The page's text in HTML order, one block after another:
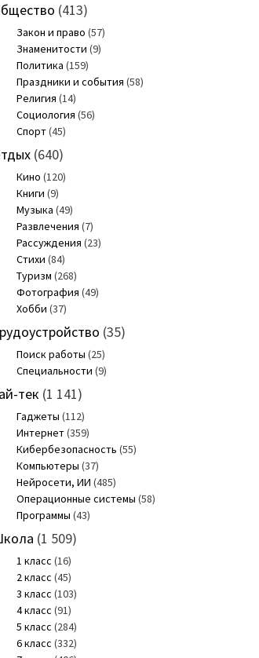
(413)
Закон и право (57)
Знаменитости (9)
Политика (159)
Праздники и события (58)
Религия (14)
Социология (56)
Спорт(45)
(640)
Кино (120)
Книги (9)
Музыка (49)
Развлечения (7)
Рассуждения (23)
Стихи (84)
Туризм (268)
Фотография (49)
Хобби (37)
(35)
Поиск работы (25)
Специальности (9)
тек (1 141)
Гаджеты (112)
Интернет(359)
Кибербезопасность (55)
Компьютеры (37)
Нейросети, ИИ (485)
Операционные системы (58)
Программы (43)
(1 509)
1 класс (16)
2 класс (45)
3 класс (103)
4 класс (91)
5 класс (284)
6 класс (332)